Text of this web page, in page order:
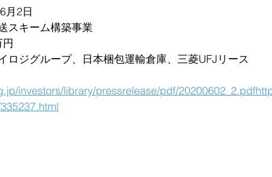
月2日
スキーム構築事業
ロジグループ、日本梱包運輸倉庫、三菱UFJリース
investors/library/pressrelease/pdf/